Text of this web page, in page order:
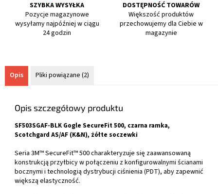
SZYBKA WYSYŁKA
Pozycje magazynowe
wysyłamy najpóźniej w ciągu
24 godzin
DOSTĘPNOŚĆ TOWARÓW
Większość produktów
przechowujemy dla Ciebie w
magazynie
Opis Pliki powiązane (2)
Opis szczegółowy produktu
SF503SGAF-BLK Gogle SecureFit 500, czarna ramka,
Scotchgard AS/AF (K&N), żółte soczewki
Seria 3M™ SecureFit™ 500 charakteryzuje się zaawansowaną
konstrukcją przyłbicy w połączeniu z konfigurowalnymi ścianami
bocznymi i technologią dystrybucji ciśnienia (PDT), aby zapewnić
większą elastyczność.